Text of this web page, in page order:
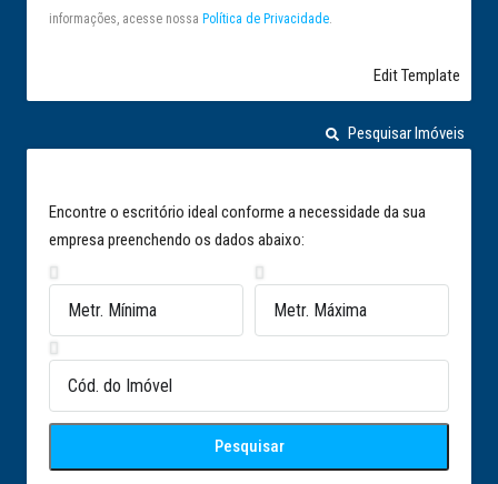
informações, acesse nossa Política de Privacidade.
Edit Template
Pesquisar Imóveis
Encontre o escritório ideal conforme a necessidade da sua
empresa preenchendo os dados abaixo:
Pesquisar